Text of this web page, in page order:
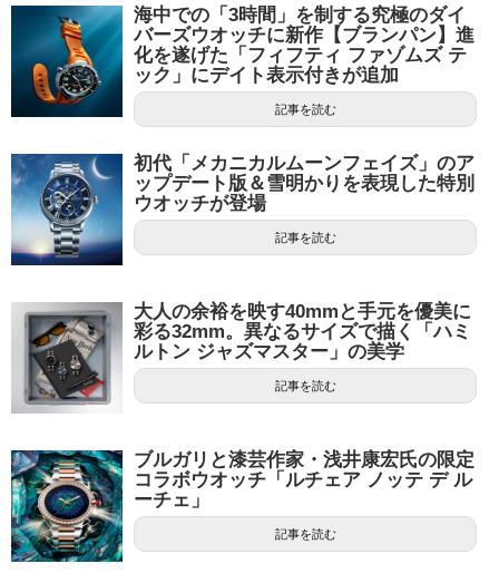
海中での「3時間」を制する究極のダイ
バーズウオッチに新作【ブランパン】進
化を遂げた「フィフティ ファゾムズ テ
ック」にデイト表示付きが追加
記事を読む
初代「メカニカルムーンフェイズ」のア
ップデート版＆雪明かりを表現した特別
ウオッチが登場
記事を読む
大人の余裕を映す40mmと手元を優美に
彩る32mm。異なるサイズで描く「ハミ
ルトン ジャズマスター」の美学
記事を読む
ブルガリと漆芸作家・浅井康宏氏の限定
コラボウオッチ「ルチェア ノッテ デ ル
ーチェ」
記事を読む